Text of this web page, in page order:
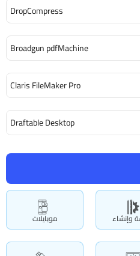
وإنشاء موبايلات
DropCompress
Broadgun pdfMachine
Claris FileMaker Pro
Draftable Desktop